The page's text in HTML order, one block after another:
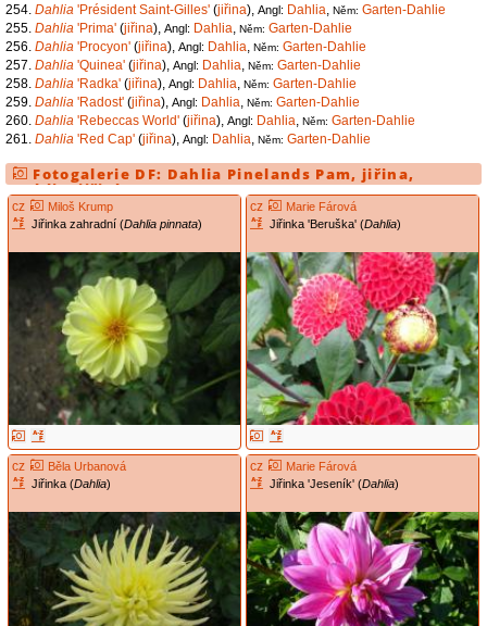
254. Dahlia 'Président Saint-Gilles' (jiřina), Angl: Dahlia Něm: Garten-Dahlie
255. Dahlia 'Prima' (jiřina), Angl: Dahlia Něm: Garten-Dahlie
256. Dahlia 'Procyon' (jiřina), Angl: Dahlia Něm: Garten-Dahlie
257. Dahlia 'Quinea' (jiřina), Angl: Dahlia Něm: Garten-Dahlie
258. Dahlia 'Radka' (jiřina), Angl: Dahlia Něm: Garten-Dahlie
259. Dahlia 'Radost' (jiřina), Angl: Dahlia Něm: Garten-Dahlie
260. Dahlia 'Rebeccas World' (jiřina), Angl: Dahlia Něm: Garten-Dahlie
261.
Dahlia 'Red Cap' (jiřina), Angl: Dahlia Něm: Garten-Dahlie
Fotogalerie DF: Dahlia Pinelands Pam, jiřina,
Dahlia,jiřinka
cz
Miloš Krump
Jiřinka zahradní (Dahlia pinnata)
cz
Marie Fárová
Jiřinka 'Beruška' (Dahlia)
cz
Běla Urbanová
Jiřinka (Dahlia)
cz
Marie Fárová
Jiřinka 'Jeseník' (Dahlia)